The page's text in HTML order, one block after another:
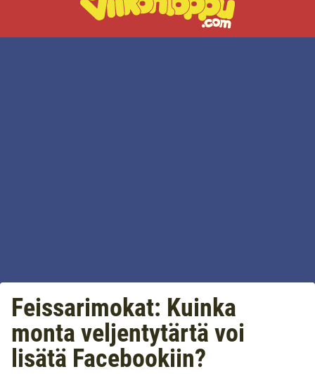
Feissarimokat: Kuinka
monta veljentytärtä voi
lisätä Facebookiin?